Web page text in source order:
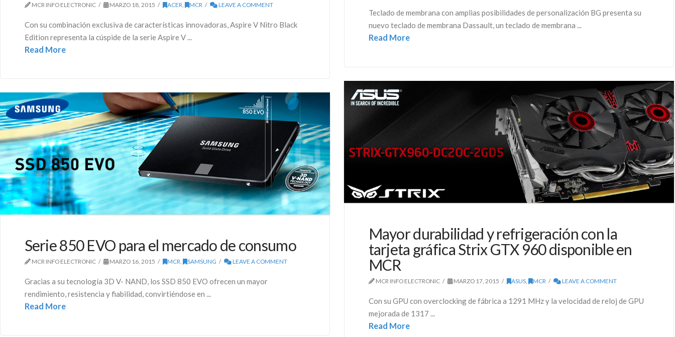
Teclado de membrana con amplias posibilidades de personalización BG presenta su
nuevo teclado de membrana Dassault, un teclado de membrana ...
Read More
MCR INFO ELECTRONIC MARZO 18, 2015 ACER , MCR LEAVE A COMMENT
Con su combinación exclusiva de características innovadoras, Aspire V Nitro Black
Edition representa la cúspide de la serie Aspire V ...
Read More
Mayor durabilidad y refrigeración con la
tarjeta gráfica Strix GTX 960 disponible en
MCR
MCR INFO ELECTRONIC MARZO 17, 2015 ASUS , MCR LEAVE A COMMENT
Con su GPU con overclocking de fábrica a 1291 MHz y la velocidad de reloj de GPU
mejorada de 1317 ...
Read More
Serie 850 EVO para el mercado de consumo
MCR INFO ELECTRONIC MARZO 16, 2015 MCR , SAMSUNG LEAVE A COMMENT
Gracias a su tecnología 3D V- NAND, los SSD 850 EVO ofrecen un mayor
rendimiento, resistencia y fiabilidad, convirtiéndose en ...
Read More